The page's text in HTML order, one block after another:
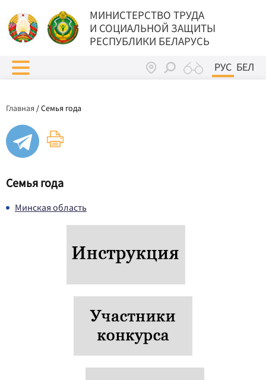
МИНИСТЕРСТВО ТРУДА
И СОЦИАЛЬНОЙ ЗАЩИТЫ
РЕСПУБЛИКИ БЕЛАРУСЬ
РУС БЕЛ
Главная /Семья года
Семья года
Минская область